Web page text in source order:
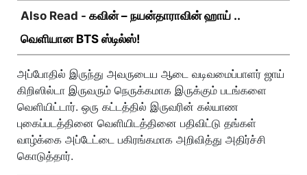
Also Read - கவின் – நயன்தாராவின் ஹாய் ..
வெளியான BTS ஸ்டில்ஸ்!
அப்போதில் இருந்து அவருடைய ஆடை வடிவமைப்பாளர் ஜாய்
கிறிஸில்டா இருவரும் நெருக்கமாக இருக்கும் படங்களை
வெளியிட்டார். ஒரு கட்டத்தில் இருவரின் கல்யாண
புகைப்படத்தினை வெளியிடத்தினை பதிவிட்டு தங்கள்
வாழ்க்கை அப்டேட்டை பகிரங்கமாக அறிவித்து அதிர்ச்சி
கொடுத்தார்.